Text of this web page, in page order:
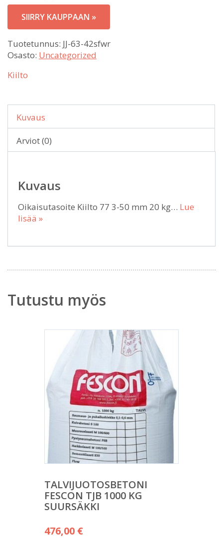
SIIRRY KAUPPAAN »
Tuotetunnus: JJ-63-42sfwr
Osasto: Uncategorized
Kiilto
Kuvaus
Arviot (0)
Kuvaus
Oikaisutasoite Kiilto 77 3-50 mm 20 kg… Lue
lisää »
Tutustu myös
TALVIJUOTOSBETONI
FESCON TJB 1000 KG
SUURSÄKKI
476,00 €